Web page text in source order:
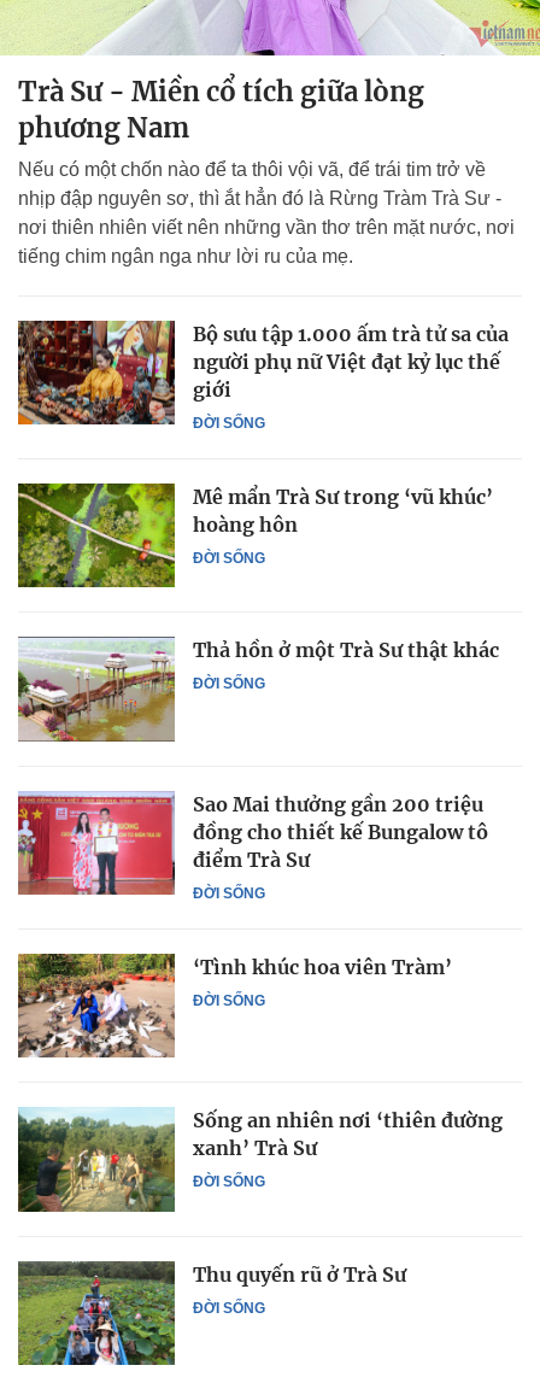
Trà Sư - Miền cổ tích giữa lòng
phương Nam
Nếu có một chốn nào để ta thôi vội vã, để trái tim trở về
nhịp đập nguyên sơ, thì ắt hẳn đó là Rừng Tràm Trà Sư -
nơi thiên nhiên viết nên những vần thơ trên mặt nước, nơi
tiếng chim ngân nga như lời ru của mẹ.
ĐỜI SỐNG
Bộ sưu tập 1.000 ấm trà tử sa của
người phụ nữ Việt đạt kỷ lục thế
giới
ĐỜI SỐNG
Mê mẩn Trà Sư trong ‘vũ khúc’
hoàng hôn
ĐỜI SỐNG
Thả hồn ở một Trà Sư thật khác
ĐỜI SỐNG
Sao Mai thưởng gần 200 triệu
đồng cho thiết kế Bungalow tô
điểm Trà Sư
ĐỜI SỐNG
‘Tình khúc hoa viên Tràm’
ĐỜI SỐNG
Sống an nhiên nơi ‘thiên đường
xanh’ Trà Sư
ĐỜI SỐNG
Thu quyến rũ ở Trà Sư